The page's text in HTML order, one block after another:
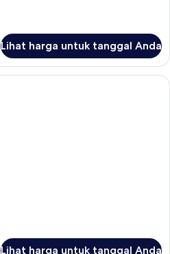
Lihat harga untuk tanggal Anda
Meja kerja, tirai kedap cahaya, dan
Lihat harga untuk tanggal Anda